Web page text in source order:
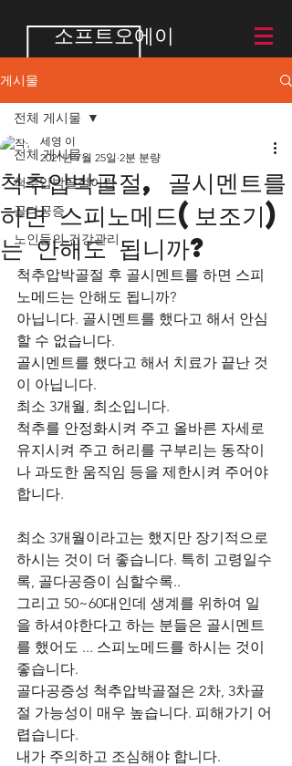
소프트오에이
게시물
전체 게시물
척추압박골절이란
골다공증
노인들의 건강관리
전체 게시물
척추압박골절, 골시멘트를
하면 스피노메드(보조기)
는 안해도 됩니까?
세영 이
2021년 7월 25일 2분 분량
척추압박골절 후 골시멘트를 하면 스피
노메드는 안해도 됩니까?
아닙니다. 골시멘트를 했다고 해서 안심
할 수 없습니다.
골시멘트를 했다고 해서 치료가 끝난 것
이 아닙니다.
최소 3개월, 최소입니다.
척추를 안정화시켜 주고 올바른 자세로
유지시켜 주고 허리를 구부리는 동작이
나 과도한 움직임 등을 제한시켜 주어야
합니다.
최소 3개월이라고는 했지만 장기적으로
하시는 것이 더 좋습니다. 특히 고령일수
록, 골다공증이 심할수록..
그리고 50~60대인데 생계를 위하여 일
을 하셔야한다고 하는 분들은 골시멘트
를 했어도 ... 스피노메드를 하시는 것이
좋습니다.
골다공증성 척추압박골절은 2차, 3차골
절 가능성이 매우 높습니다. 피해가기 어
렵습니다.
내가 주의하고 조심해야 합니다.